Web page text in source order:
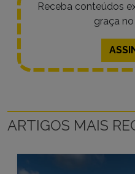
Receba conteúdos
graça
ARTIGOS MAIS